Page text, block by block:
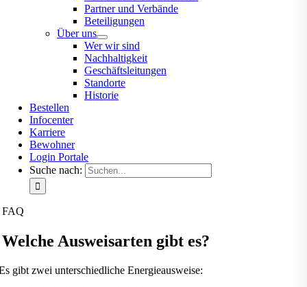
Partner und Verbände
Beteiligungen
Über uns
Wer wir sind
Nachhaltigkeit
Geschäftsleitungen
Standorte
Historie
Bestellen
Infocenter
Karriere
Bewohner
Login Portale
Suche nach:
FAQ
Welche Ausweisarten gibt es?
gibt zwei unterschiedliche Energieausweise: